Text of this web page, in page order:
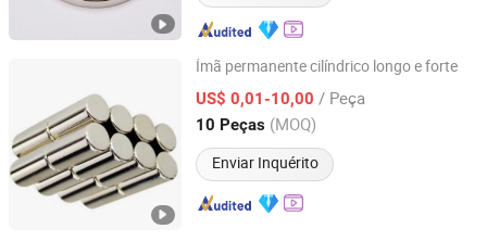
Ímã permanente cilíndrico longo e forte
US$ 0,01-10,00 / Peça
10 Peças (MOQ)
Enviar Inquérito
Ningbo Eastar Magnet Co., Ltd.
Zhejiang, China Desde 2013